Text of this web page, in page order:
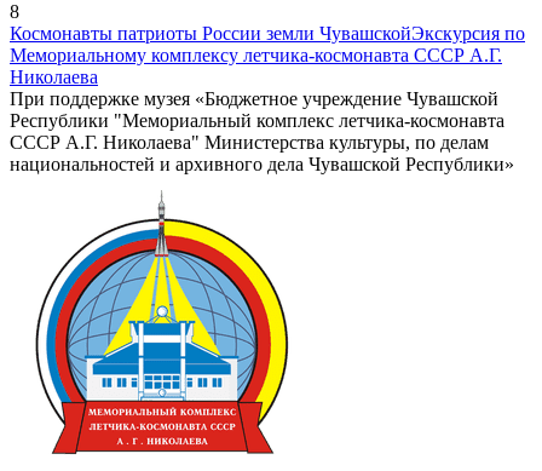
8
Космонавты патриоты России земли ЧувашскойЭкскурсия по
Мемориальному комплексу летчика-космонавта СССР А.Г.
Николаева
При поддержке музея «Бюджетное учреждение Чувашской
Республики "Мемориальный комплекс летчика-космонавта
СССР А.Г. Николаева" Министерства культуры, по делам
национальностей и архивного дела Чувашской Республики»